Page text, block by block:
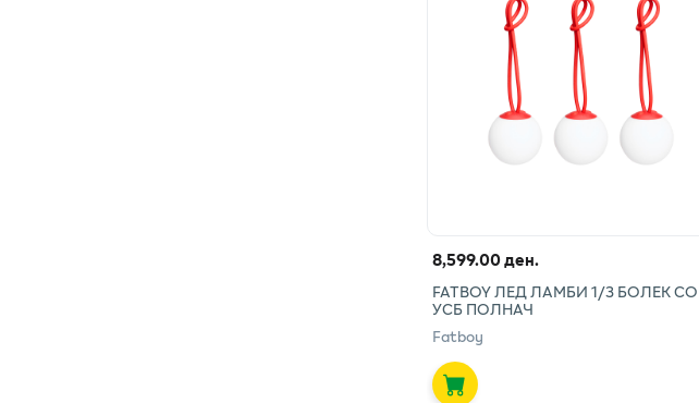
8,599.00 ден.
FATBOY ЛЕД ЛАМБИ 1/3 БОЛЕК СО
УСБ ПОЛНАЧ
Fatboy